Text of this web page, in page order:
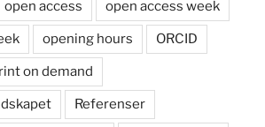
open access open access week
opening hours ORCID
on demand
Referenser